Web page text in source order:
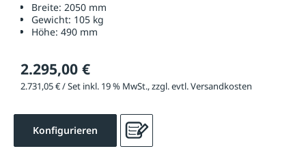
Breite: 2050 mm
Gewicht: 105 kg
Höhe: 490 mm
2.295,00 €
2.731,05 € / Set inkl. 19 % MwSt., zzgl. evtl. Versandkosten
Konfigurieren